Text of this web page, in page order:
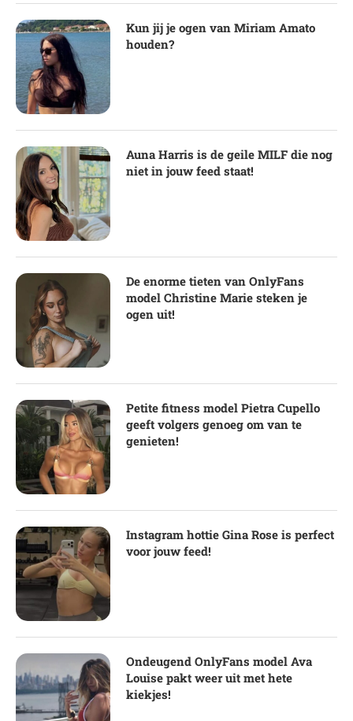
Kun jij je ogen van Miriam Amato
houden?
Auna Harris is de geile MILF die nog
niet in jouw feed staat!
De enorme tieten van OnlyFans
model Christine Marie steken je
ogen uit!
Petite fitness model Pietra Cupello
geeft volgers genoeg om van te
genieten!
Instagram hottie Gina Rose is perfect
voor jouw feed!
Ondeugend OnlyFans model Ava
Louise pakt weer uit met hete
kiekjes!